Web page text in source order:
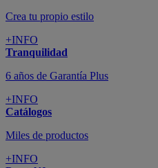
Crea tu propio estilo
+INFO
Tranquilidad
6 años de Garantía Plus
+INFO
Catálogos
Miles de productos
+INFO